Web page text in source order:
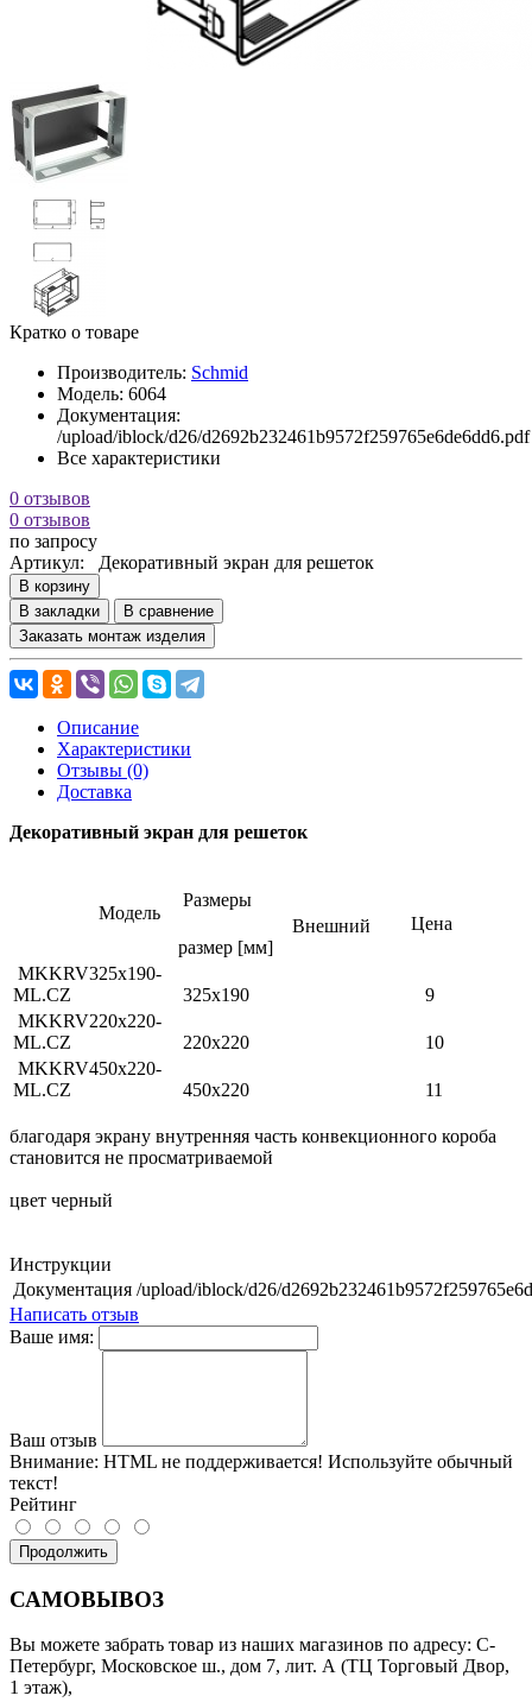
Кратко о товаре
Производитель: Schmid
Модель: 6064
Документация:
/upload/iblock/d26/d2692b232461b9572f259765e6de6dd6.pdf
Все характеристики
0 отзывов
0 отзывов
по запросу
Артикул: Декоративный экран для решеток
В корзину
В закладки
В сравнение
Заказать монтаж изделия
Описание
Характеристики
Отзывы (0)
Доставка
Декоративный экран для решеток
Модель
Размеры
Цена
Внешний
размер [мм]
MKKRV325x190-
ML.CZ
325x190
9
MKKRV220x220-
ML.CZ
220x220
10
MKKRV450x220-
ML.CZ
450x220 11
благодаря экрану внутренняя часть конвекционного короба
становится не просматриваемой
цвет черный
Инструкции
Документация /upload/iblock/d26/
Написать отзыв
Ваше имя:
Ваш отзыв
Внимание: HTML не поддерживается! Используйте обычный
текст!
Рейтинг
Продолжить
САМОВЫВОЗ
Вы можете забрать товар из наших магазинов по адресу: С-
Петербург, Московское ш., дом 7, лит. А (ТЦ Торговый Двор,
1 этаж),